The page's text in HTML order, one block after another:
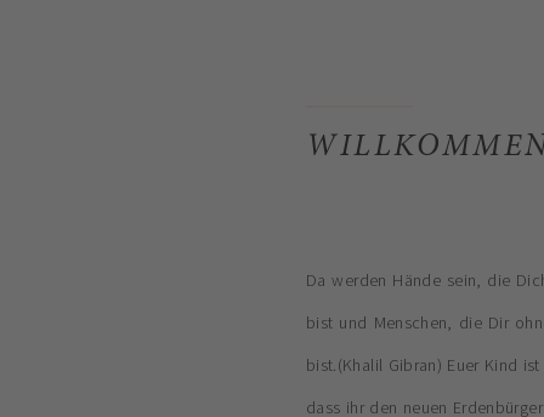
Da werden Hände sein, die
bist und Menschen, die Dir
bist.(Khalil Gibran) Euer Kind
dass ihr den neuen